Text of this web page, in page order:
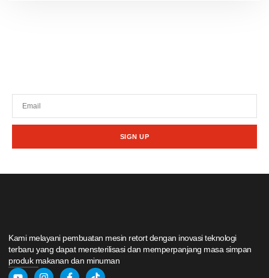
SIGN UP
Kami melayani pembuatan mesin retort dengan inovasi teknologi
terbaru yang dapat mensterilisasi dan memperpanjang masa simpan
produk makanan dan minuman